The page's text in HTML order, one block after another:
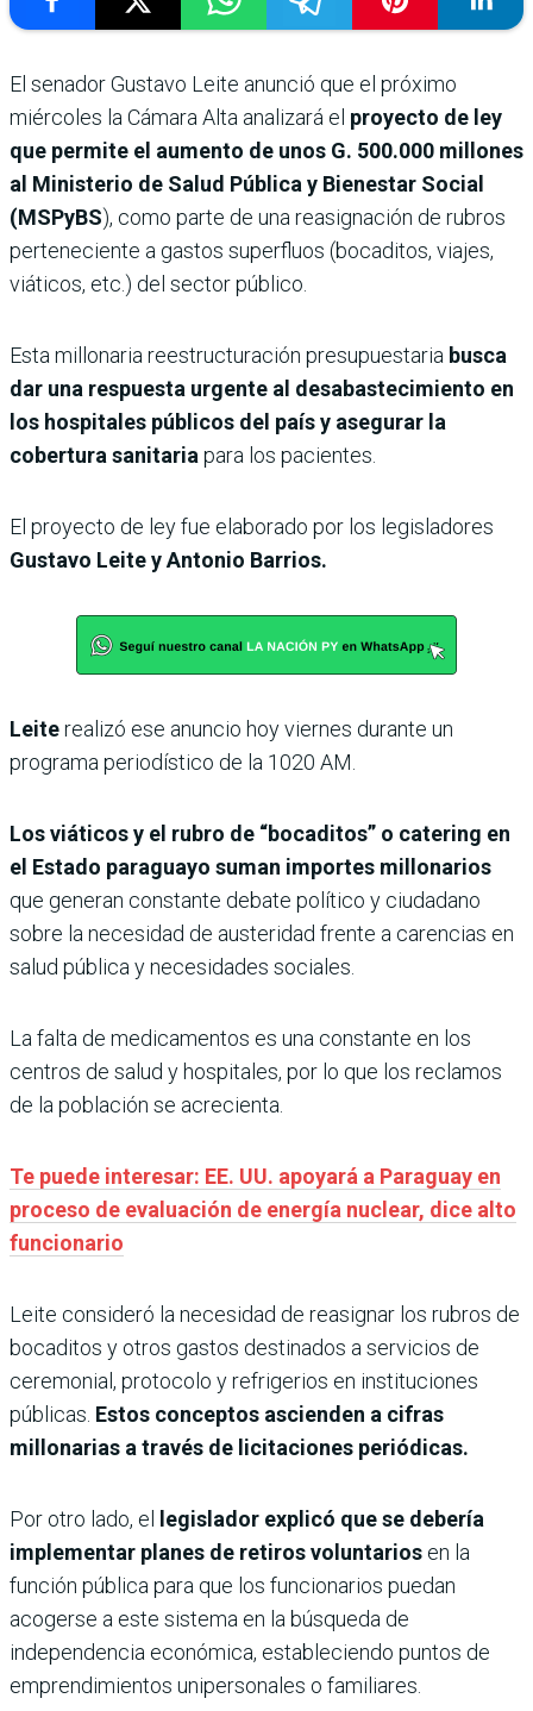
El senador Gustavo Leite anunció que el próximo
miércoles la Cámara Alta analizará el proyecto de ley
que permite el aumento de unos G. 500.000 millones
al Ministerio de Salud Pública y Bienestar Social
(MSPyBS), como parte de una reasignación de rubros
perteneciente a gastos superfluos (bocaditos, viajes,
viáticos, etc.) del sector público.
Esta millonaria reestructuración presupuestaria busca
dar una respuesta urgente al desabastecimiento en
los hospitales públicos del país y asegurar la
cobertura sanitaria para los pacientes.
El proyecto de ley fue elaborado por los legisladores
Gustavo Leite y Antonio Barrios.
Leiterealizó ese anuncio hoy viernes durante un
programa periodístico de la 1020 AM.
Los viáticos y el rubro de “bocaditos” o catering en
el Estado paraguayo suman importes millonarios
que generan constante debate político y ciudadano
sobre la necesidad de austeridad frente a carencias en
salud pública y necesidades sociales.
La falta de medicamentos es una constante en los
centros de salud y hospitales, por lo que los reclamos
de la población se acrecienta.
Te puede interesar: EE. UU. apoyará a Paraguay en
proceso de evaluación de energía nuclear, dice alto
funcionario
Leite consideró la necesidad de reasignar los rubros de
bocaditos y otros gastos destinados a servicios de
ceremonial, protocolo y refrigerios en instituciones
públicas. Estos conceptos ascienden a cifras
millonarias a través de licitaciones periódicas.
Por otro lado, el
legislador explicó que se debería
implementar planes de retiros voluntarios en la
función pública para que los funcionarios puedan
acogerse a este sistema en la búsqueda de
independencia económica, estableciendo puntos de
emprendimientos unipersonales o familiares.